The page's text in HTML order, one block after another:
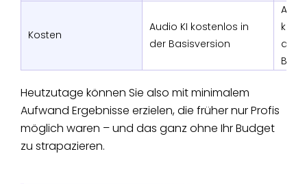
Kosten
Audio KI kostenlos in
der Basisversion
der
Heutzutage können Sie also mit minimalem
Aufwand Ergebnisse erzielen, die früher nur Profis
möglich waren – und das ganz ohne Ihr Budget
zu strapazieren.